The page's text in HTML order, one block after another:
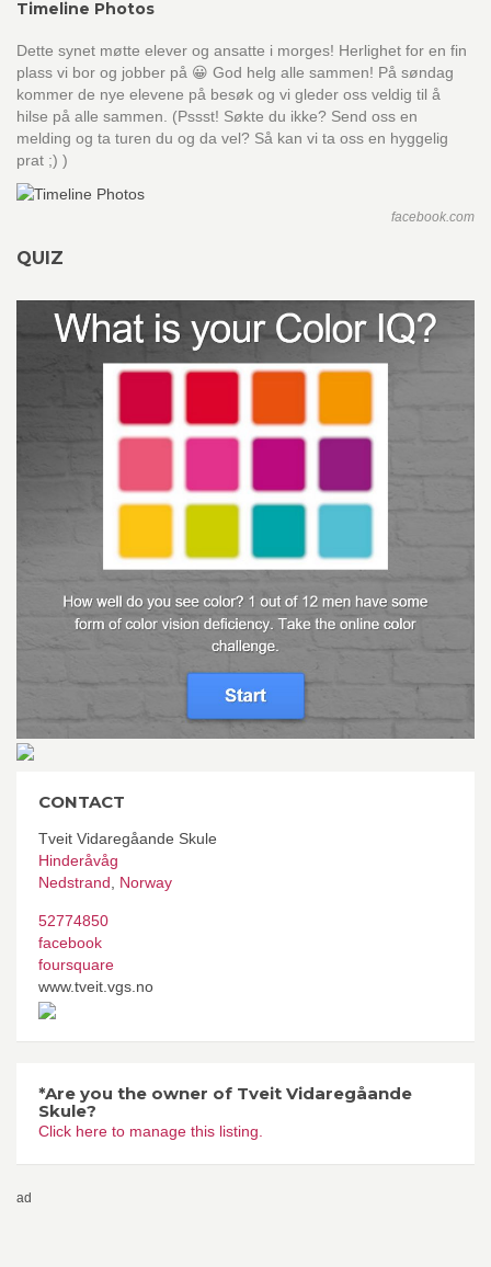
Timeline Photos
Dette synet møtte elever og ansatte i morges! Herlighet for en fin
plass vi bor og jobber på 😀 God helg alle sammen! På søndag
kommer de nye elevene på besøk og vi gleder oss veldig til å
hilse på alle sammen. (Pssst! Søkte du ikke? Send oss en
melding og ta turen du og da vel? Så kan vi ta oss en hyggelig
prat ;) )
facebook.com
QUIZ
CONTACT
Tveit Vidaregåande Skule
Hinderåvåg
Nedstrand, Norway
52774850
facebook
foursquare
www.tveit.vgs.no
*Are you the owner of Tveit Vidaregåande
Skule?
Click here to manage this listing.
ad